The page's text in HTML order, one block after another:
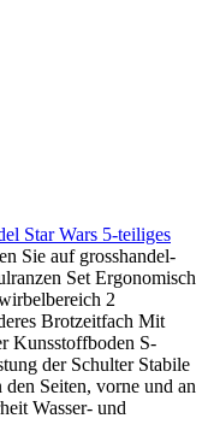
Star Wars 5-teiliges
Sie auf grosshandel-
Set Ergonomisch
2
Brotzeitfach Mit
Kunsstoffboden S-
der Schulter Stabile
Seiten, vorne und an
Wasser- und